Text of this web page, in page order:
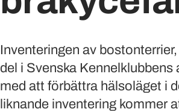
Inventeringen av
del i Svenska
med att förbättra hälsoläget i
liknande inventering kommer